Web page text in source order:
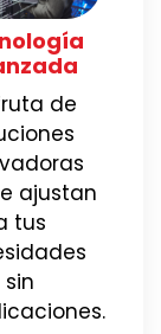
de
ajustan
tus
sin